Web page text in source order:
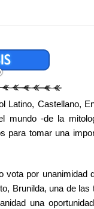
Latino, Castellano,
mundo -de la
para tomar una
vota por unanimidad
Brunilda, una de las
una